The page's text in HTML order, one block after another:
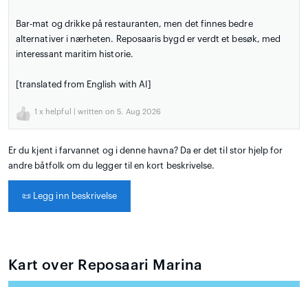
Bar-mat og drikke på restauranten, men det finnes bedre
alternativer i nærheten. Reposaaris bygd er verdt et besøk, med
interessant maritim historie.
[translated from English with AI]
1 x helpful | written on 5. Aug 2026
Er du kjent i farvannet og i denne havna? Da er det til stor hjelp for
andre båtfolk om du legger til en kort beskrivelse.
📜 Legg inn beskrivelse
Kart over Reposaari Marina